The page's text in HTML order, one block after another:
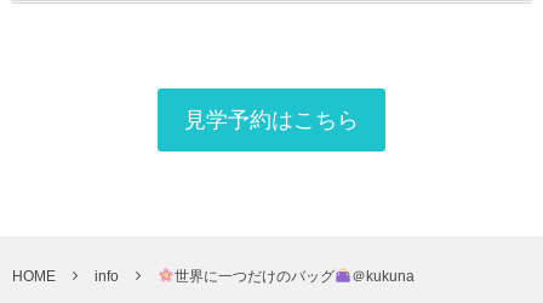
見学予約はこちら
HOME info 世界に一つだけのバッグ ＠kukuna